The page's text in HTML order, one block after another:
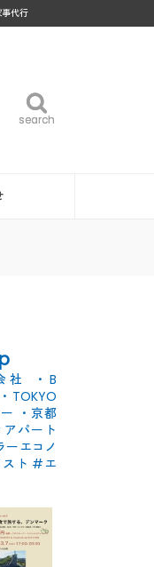
事代行
search
search
社
・B
・TOKYO
・京都
パート
エコノ
ト #エ